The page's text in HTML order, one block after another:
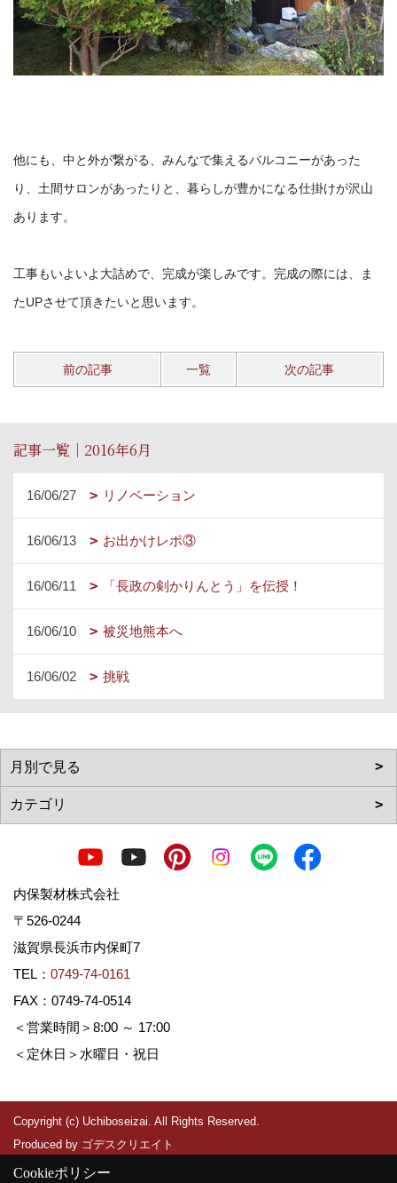
他にも、中と外が繋がる、みんなで集えるバルコニーがあった
り、 土間サロンがあったりと、 暮らしが豊かになる仕掛けが沢山
あります。
工事もいよいよ大詰めで、完成が楽しみです。完成の際には、
ま
たUPさせて頂きたいと思います。
前の記事 一覧 次の記事
記事一覧｜2016年6月
16/06/27 リノベーション
16/06/13 お出かけレポ③
16/06/11 「長政の剣かりんとう」を伝授！
16/06/10 被災地熊本へ
16/06/02 挑戦
内保製材株式会社
〒526-0244
滋賀県長浜市内保町7
TEL： 0749-74-0161
FAX：0749-74-0514
＜営業時間＞8:00 ～ 17:00
＜定休日＞水曜日・祝日
Copyright (c) Uchiboseizai. All Rights Reserved.
Produced by ゴデスクリエイト
Cookieポリシー